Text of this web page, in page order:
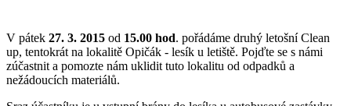
V pátek 27. 3. 2015 od 15.00 hod. pořádáme druhý letošní Clean
up, tentokrát na lokalitě Opičák - lesík u letiště. Pojďte se s námi
zúčastnit a pomozte nám uklidit tuto lokalitu od odpadků a
nežádoucích materiálů.